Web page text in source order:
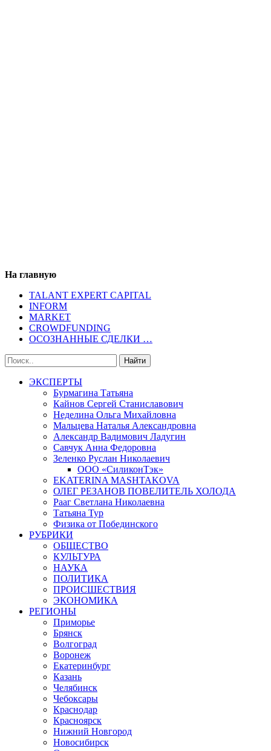
На главную
TALANT EXPERT CAPITAL
INFORM
MARKET
CROWDFUNDING
ОСОЗНАННЫЕ СДЕЛКИ …
ЭКСПЕРТЫ
Бурмагина Татьяна
Кайнов Сергей Станиславович
Неделина Ольга Михайловна
Мальцева Наталья Александровна
Александр Вадимович Ладугин
Савчук Анна Федоровна
Зеленко Руслан Николаевич
ООО «СиликонТэк»
EKATERINA MASHTAKOVA
ОЛЕГ РЕЗАНОВ ПОВЕЛИТЕЛЬ ХОЛОДА
Рааг Светлана Николаевна
Татьяна Тур
Физика от Побединского
РУБРИКИ
ОБЩЕСТВО
КУЛЬТУРА
НАУКА
ПОЛИТИКА
ПРОИСШЕСТВИЯ
ЭКОНОМИКА
РЕГИОНЫ
Приморье
Брянск
Волгоград
Воронеж
Екатеринбург
Казань
Челябинск
Чебоксары
Краснодар
Красноярск
Нижний Новгород
Новосибирск